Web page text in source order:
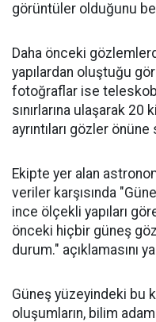
görüntüler olduğunu
Daha önceki
yapılardan oluştuğu
fotoğraflar ise
sınırlarına ulaşarak
ayrıntıları gözler önüne
Ekipte yer alan
veriler karşısında
ince ölçekli yapıları
önceki hiçbir güneş
durum." açıklamasını
Güneş yüzeyindeki bu
oluşumların, bilim